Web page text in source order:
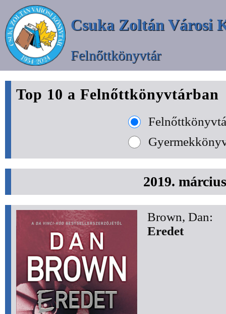
Csuka Zoltán Városi
Felnőttkönyvtár
Top 10 a Felnőttkönyvtárban
2019. március
Brown, Dan:
Eredet